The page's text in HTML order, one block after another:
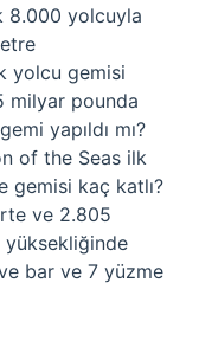
8.000 yolcuyla
yolcu gemisi
milyar pounda
yapıldı mı?
of the Seas ilk
gemisi kaç katlı?
ve 2.805
yüksekliğinde
bar ve 7 yüzme